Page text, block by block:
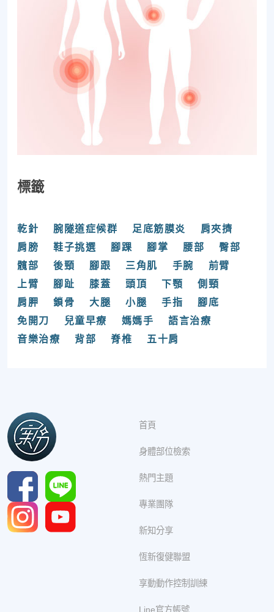
標籤
乾針 腕隧道症候群 足底筋膜炎
肩夾擠
肩膀
鞋子挑選 腳踝 腳掌 腰部
臀部
髖部
後頸 腳跟 三角肌 手腕
前臂
上臂
腳趾 膝蓋 頭頂 下顎
側頸
肩胛
鎖骨 大腿 小腿 手指
腳底
免開刀
兒童早療 媽媽手
語言治療
音樂治療
背部 脊椎 五十肩
首頁
身體部位檢索
熱門主題
專業團隊
新知分享
恆新復健聯盟
享動動作控制訓練
Line官方帳號